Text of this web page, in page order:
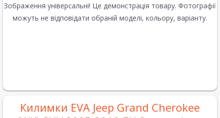
Зображення універсальні! Це демонстрація товару. Фотографії
можуть не відповідати обраній моделі, кольору, варіанту.
Килимки EVA Jeep Grand Cherokee